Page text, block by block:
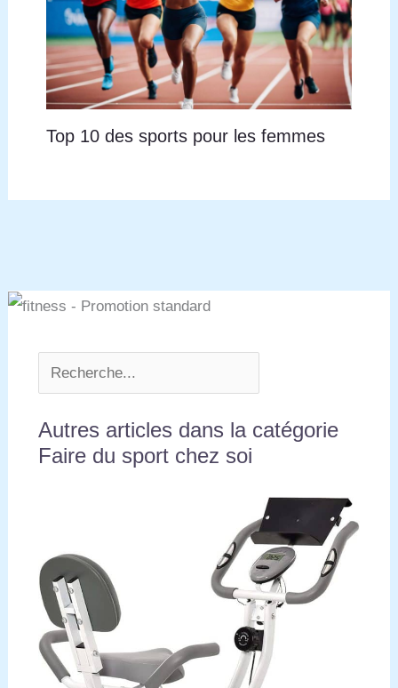
Top 10 des sports pour les femmes
Autres articles dans la catégorie
Faire du sport chez soi